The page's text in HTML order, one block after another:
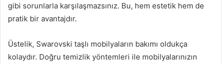
gibi sorunlarla karşılaşmazsınız. Bu, hem estetik hem de
pratik bir avantajdır.
Üstelik, Swarovski taşlı mobilyaların bakımı oldukça
kolaydır. Doğru temizlik yöntemleri ile mobilyalarınızın